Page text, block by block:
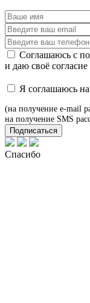
Соглашаюсь с
и даю своё согласие
Я соглашаюсь
(на получение e-mail
на получение SMS
Подписаться
Спасибо